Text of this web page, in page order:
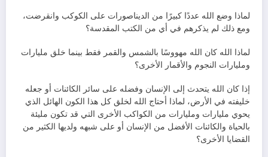
لماذا وضع الله عددًا كبيرًا من الديناصورات على الكوكب وانقرضت،
ومع ذلك لم يذكرهم في أي من الكتب المقدسة؟
لماذا الله كان الله مهووسًا بالشمس والقمر فقط بينما خلق مليارات
ومليارات النجوم والأقمار الأخرى؟
إذا كان الله يتحدث إلى الإنسان وفضله على سائر الكائنات أو جعله
خليفته في الأرض، لماذا أحتاج الله لخلق كل هذا الكون الهائل الذي
يحوي مليارات ومليارات من الكواكب الأخرى التي قد تكون مليئة
بالحياة والكائنات الأفضل من الإنسان أو على شبهه ولديها الكثير من
القضايا الأخرى؟